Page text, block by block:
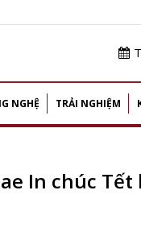
NGHỆ TRẢI NGHIỆM
In chúc